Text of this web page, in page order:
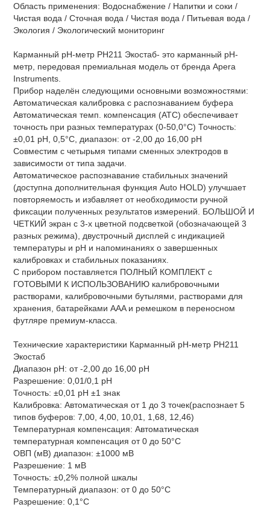
Область применения: Водоснабжение / Напитки и соки /
Чистая вода / Сточная вода / Чистая вода / Питьевая вода /
Экология / Экологический мониторинг
Карманный рН-метр PH211 Экостаб- это карманный pH-
метр, передовая премиальная модель от бренда Apera
Instruments.
Прибор наделён следующими основными возможностями:
Автоматическая калибровка с распознаванием буфера
Автоматическая темп. компенсация (ATC) обеспечивает
точность при разных температурах (0-50,0°C) Точность:
±0,01 pH, 0,5°C, диапазон: от -2,00 до 16,00 pH
Совместим с четырьмя типами сменных электродов в
зависимости от типа задачи.
Автоматическое распознавание стабильных значений
(доступна дополнительная функция Auto HOLD) улучшает
повторяемость и избавляет от необходимости ручной
фиксации полученных результатов измерений. БОЛЬШОЙ И
ЧЕТКИЙ экран с 3-х цветной подсветкой (обозначающей 3
разных режима), двустрочный дисплей с индикацией
температуры и рН и напоминаниях о завершенных
калибровках и стабильных показаниях.
С прибором поставляется ПОЛНЫЙ КОМПЛЕКТ с
ГОТОВЫМИ К ИСПОЛЬЗОВАНИЮ калибровочными
растворами, калибровочными бутылями, растворами для
хранения, батарейками AAA и ремешком в переносном
футляре премиум-класса.
Технические характеристики Карманный рН-метр PH211
Экостаб
Диапазон pH: от -2,00 до 16,00 pH
Разрешение: 0,01/0,1 pH
Точность: ±0,01 pH ±1 знак
Калибровка: Автоматическая от 1 до 3 точек(распознает 5
типов буферов: 7,00, 4,00, 10,01, 1,68, 12,46)
Температурная компенсация: Автоматическая
температурная компенсация от 0 до 50°C
ОВП (мВ) диапазон: ±1000 мВ
Разрешение: 1 мВ
Точность: ±0,2% полной шкалы
Температурный диапазон: от 0 до 50°C
Разрешение: 0,1°C